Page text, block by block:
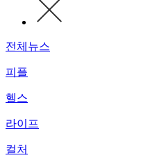
전체뉴스
피플
헬스
라이프
컬처